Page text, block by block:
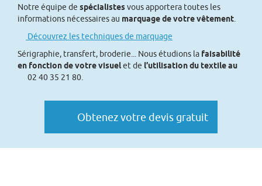
Notre équipe de spécialistesvous apportera toutes les
informations nécessaires au marquage de votre vêtement
Découvrez les techniques de marquage
Sérigraphie, transfert, broderie... Nous étudions la faisabilité
en fonction de votre visuelet de l’utilisation du textile au
02 40 35 21 80.
Obtenez votre devis gratuit